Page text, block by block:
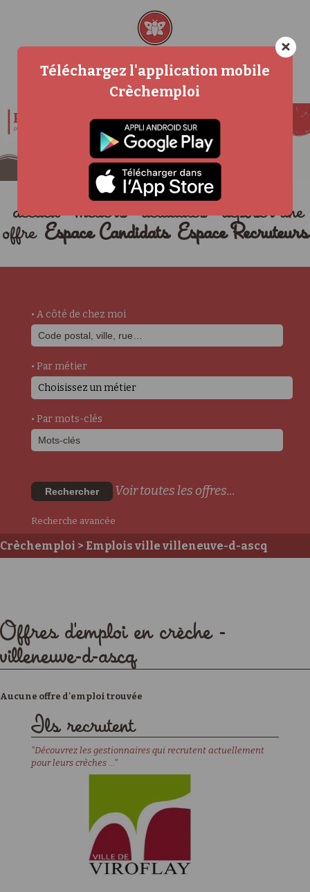
accueil métiers actualités
déposer une
offre Espace Candidats Espace Recruteurs
• A côté de chez moi
• Par métier
Choisissez un métier
• Par mots-clés
Rechercher Voir toutes les offres...
Recherche avancée
Crèchemploi > Emplois ville villeneuve-d-ascq
Offres d'emploi en crèche -
villeneuve-d-ascq
Aucune offre d'emploi trouvée
Ils recrutent
"Découvrez les gestionnaires qui recrutent actuellement
pour leurs crèches ..."
×
Téléchargez l'application mobile
Crèchemploi